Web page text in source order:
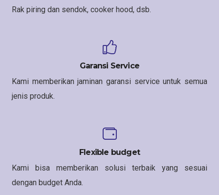
Rak piring dan sendok, cooker hood, dsb.
Garansi Service
Kami memberikan jaminan garansi service untuk semua
jenis produk.
Flexible budget
Kami bisa memberikan solusi terbaik yang sesuai
dengan budget Anda.